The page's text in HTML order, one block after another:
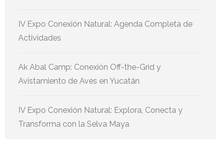
IV Expo Conexión Natural: Agenda Completa de
Actividades
Ak Abal Camp: Conexión Off-the-Grid y
Avistamiento de Aves en Yucatán
IV Expo Conexión Natural: Explora, Conecta y
Transforma con la Selva Maya